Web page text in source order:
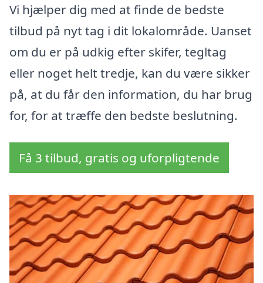
Vi hjælper dig med at finde de bedste
tilbud på nyt tag i dit lokalområde. Uanset
om du er på udkig efter skifer, tegltag
eller noget helt tredje, kan du være sikker
på, at du får den information, du har brug
for, for at træffe den bedste beslutning.
Få 3 tilbud, gratis og uforpligtende